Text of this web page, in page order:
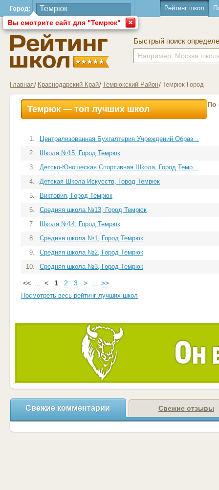
Город:
Вы смотрите сайт для "Темрюк"
Рейтинг школ
Быстрый поиск
Главная Краснодарский Край Темрюкский Район Темрюк Город
Темрюк — топ лучших школ По
1.
Централизованная Бухгалтерия Учреждений Образ...
2.
Школа №15, Город Темрюк
3.
Детско-Юношеская Спортивная Школа, Город Темр...
4.
Детская Школа Искусств, Город Темрюк
5.
Виктория, Город Темрюк
6.
Средняя школа №13, Город Темрюк
7.
Школа №14, Город Темрюк
8.
Средняя школа №1, Город Темрюк
9.
Средняя школа №2, Город Темрюк
10.
Средняя школа №3, Город Темрюк
<< < 1 2 3 > >>
Посмотреть весь рейтинг лучших школ
Свежие комментарии Свежие отзывы